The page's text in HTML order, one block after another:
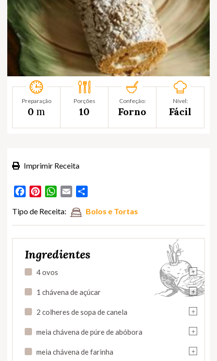
Preparação
0 m
Porções
10
Confeção:
Forno
Nível:
Fácil
Imprimir Receita
FacebookPinterestWhatsApp
Email
Tipo de Receita: Bolos e Tortas
Ingredientes
+
4 ovos
+
1 chávena de açúcar
+
2 colheres de sopa de canela
+
meia chávena de púre de abóbora
+
meia chávena de farinha